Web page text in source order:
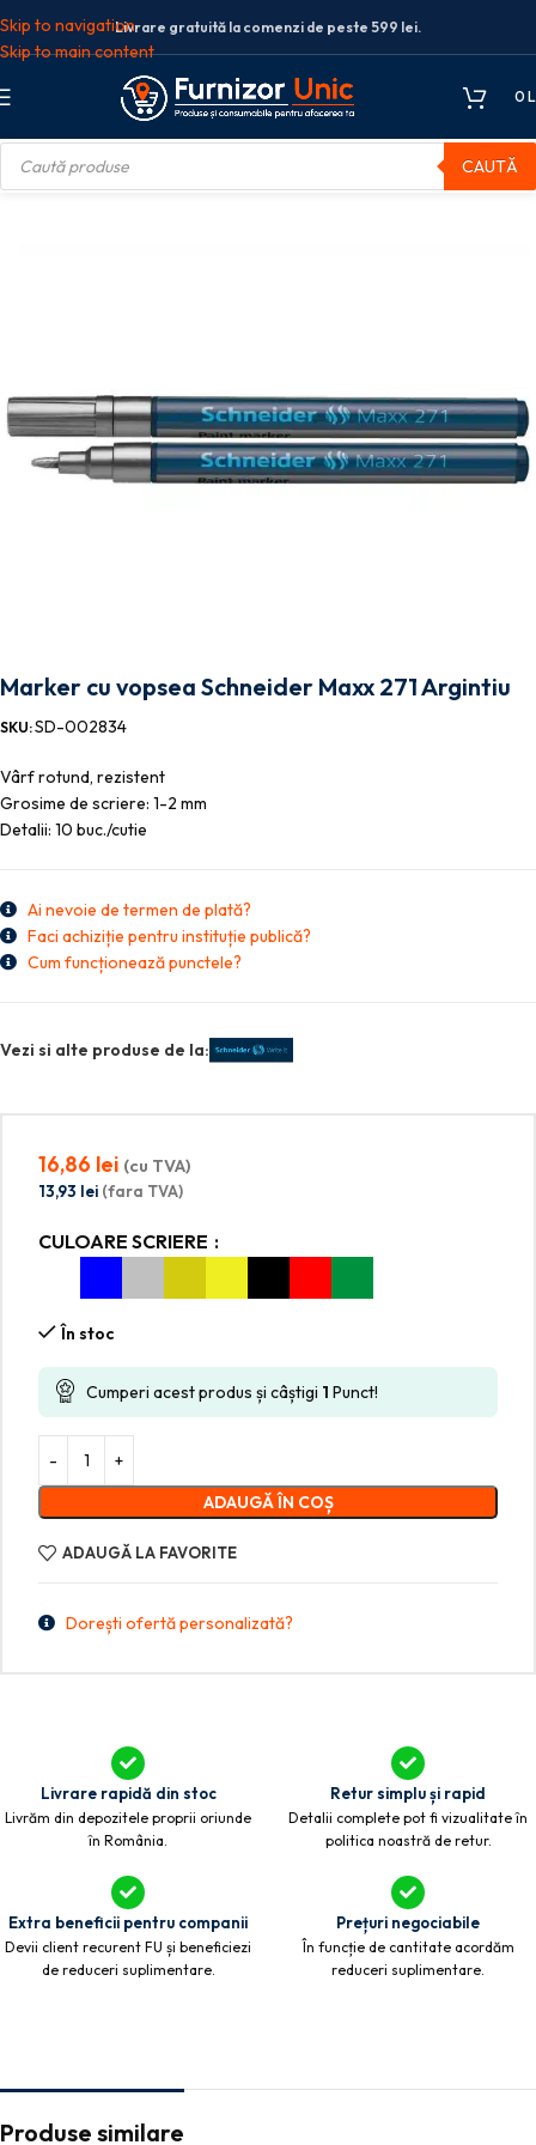
Skip to navigation
Skip to main content
Livrare gratuită la comenzi de peste 599 lei.
0
CAUTĂ
si grafica
Marker cu vopsea Schneider Maxx 271 Argintiu
SKU:SD-002834
Vârf rotund, rezistent
Grosime de scriere: 1-2 mm
Detalii: 10 buc./cutie
Ai nevoie de termen de plată?
Faci achiziție pentru instituție publică?
Cum funcționează punctele?
Vezi si alte produse de la:
16,86 lei (cu TVA)
13,93 lei (fara TVA)
CULOARE SCRIERE
În stoc
Cumperi acest produs și câștigi 1 Punct!
ADAUGĂ ÎN COȘ
ADAUGĂ LA FAVORITE
Dorești ofertă personalizată?
Livrare rapidă din stoc
Livrăm din depozitele proprii oriunde
în România.
Retur simplu și rapid
Detalii complete pot fi vizualitate în
politica noastră de retur.
Extra beneficii pentru companii
Devii client recurent FU și beneficiezi
de reduceri suplimentare.
Prețuri negociabile
În funcție de cantitate acordăm
reduceri suplimentare.
Produse similare